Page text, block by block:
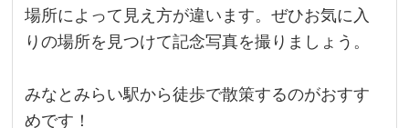
場所によって見え方が違います。ぜひお気に入
りの場所を見つけて記念写真を撮りましょう。
みなとみらい駅から徒歩で散策するのがおすす
めです！